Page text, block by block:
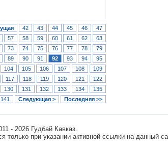
42 43 44 45 46
47
57 58 59 60 61 62
63
73 74 75 76 77 78
79
89 90 91 92 93 94
95
104 105 106 107 108
109
117 118 119 120 121
122
130 131 132 133 134
135
141 Следующая > Последняя >>
- 2026 Гудбай Кавказ.
только при указании активной ссылки на данный